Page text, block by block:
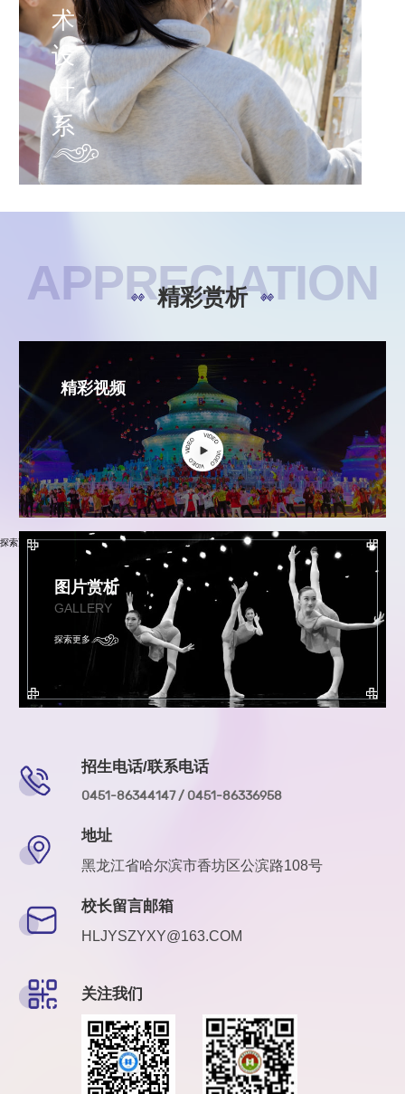
术
设
计
系
APPRECIATION
精彩赏析
精彩视频
探索更多
图片赏析
GALLERY
探索更多
招生电话/联系电话
0451-86344147 / 0451-86336958
地址
黑龙江省哈尔滨市香坊区公滨路108号
校长留言邮箱
HLJYSZYXY@163.COM
关注我们